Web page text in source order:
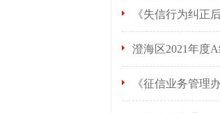
《失信行为纠正
澄海区2021年度
《征信业务管理